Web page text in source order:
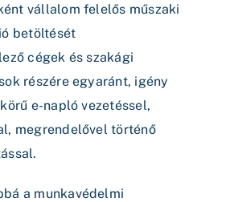
vállalom felelős műszaki
betöltését
cégek és szakági
részére egyaránt, igény
e-napló vezetéssel,
megrendelővel történő
a munkavédelmi